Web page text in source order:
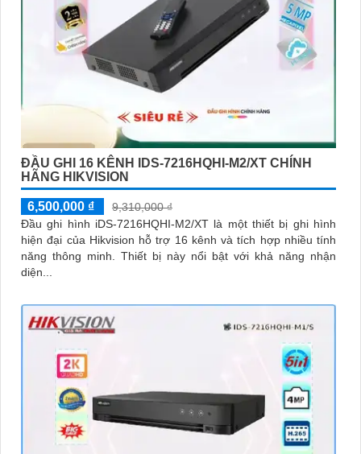
ĐẦU GHI 16 KÊNH IDS-7216HQHI-M2/XT CHÍNH
HÃNG HIKVISION
6,500,000 ₫
9,310,000 ₫
Đầu ghi hình iDS-7216HQHI-M2/XT là một thiết bị ghi hình
hiện đại của Hikvision hỗ trợ 16 kênh và tích hợp nhiều tính
năng thông minh. Thiết bị này nổi bật với khả năng nhận
diện...